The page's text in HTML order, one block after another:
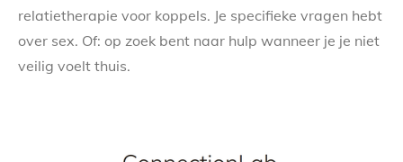
relatietherapie voor koppels. Je specifieke vragen hebt
over sex. Of: op zoek bent naar hulp wanneer je je niet
veilig voelt thuis.